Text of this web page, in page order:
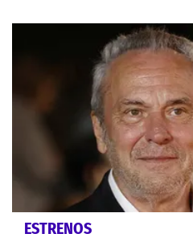
ESTRENOS